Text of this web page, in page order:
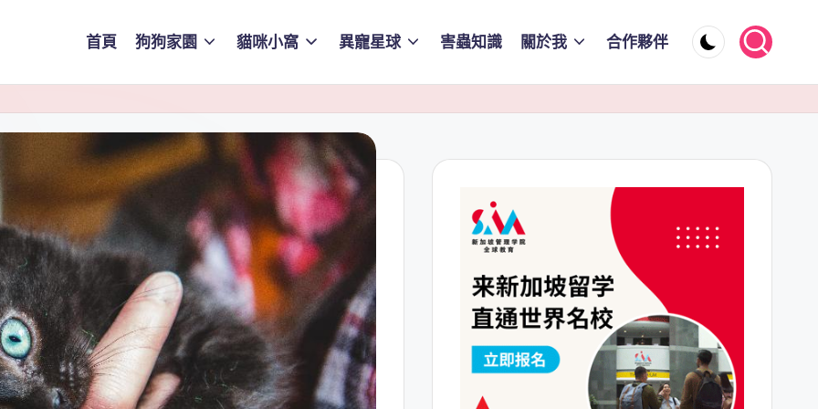
首頁 狗狗家園 貓咪小窩 異寵星球 害蟲知識 關於我 合作夥伴